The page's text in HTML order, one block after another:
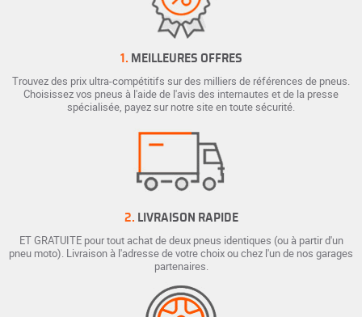
1. MEILLEURES OFFRES
Trouvez des prix ultra-compétitifs sur des milliers de références de pneus.
Choisissez vos pneus à l'aide de l'avis des internautes et de la presse
spécialisée, payez sur notre site en toute sécurité.
2. LIVRAISON RAPIDE
ET GRATUITE pour tout achat de deux pneus identiques (ou à partir d'un
pneu moto). Livraison à l'adresse de votre choix ou chez l'un de nos garages
partenaires.